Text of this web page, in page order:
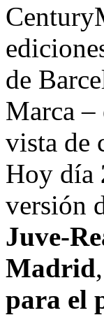
de
Marca –
vista de
Hoy día
versión
Juve-
Madrid,
para el